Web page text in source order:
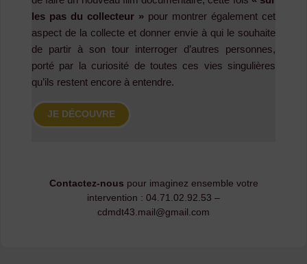
les pas du collecteur » pour montrer également cet
aspect de la collecte et donner envie à qui le souhaite
de partir à son tour interroger d’autres personnes,
porté par la curiosité de toutes ces vies singulières
qu’ils restent encore à entendre.
JE DÉCOUVRE
Contactez-nous pour imaginez ensemble votre
intervention : 04.71.02.92.53 –
cdmdt43.mail@gmail.com